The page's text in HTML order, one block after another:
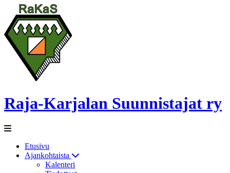
Raja-Karjalan Suunnistajat ry
Etusivu
Ajankohtaista
Kalenteri